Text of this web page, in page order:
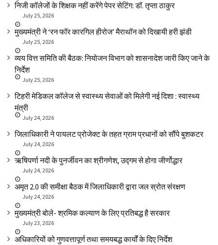
निजी कॉलेजों के शिक्षक नहीं करेंगे पेपर सेटिंग: डॉ. तृप्ता ठाकुर
July 25, 2026
मुख्यमंत्री ने ‘रन फॉर कारगिल हीरोज’ मैराथॉन को दिखायी हरी झंडी
July 25, 2026
व्यय वित्त समिति की बैठक: नियोजन विभाग को शासनादेश जारी किए जाने के
निर्देश
July 25, 2026
टिहरी मेडिकल कॉलेज से स्वास्थ्य सेवाओं को मिलेगी नई दिशा : स्वास्थ्य
मंत्री
July 24, 2026
जिलाधिकारी ने पायलट प्रोजेक्ट के तहत ग्राम प्रधानों को सौंपे बुशकटर
July 24, 2026
ऋषिपर्णा नदी के पुनर्जीवन का श्रीगणेश, उद्गम से होगा जीर्णोद्धार
July 24, 2026
अमृत 2.0 की समीक्षा बैठक में जिलाधिकारी द्वारा जल स्रोत संरक्षण
July 24, 2026
मुख्यमंत्री बोले- श्रमिक कल्याण के लिए प्रतिबद्ध है सरकार
July 23, 2026
अधिकारियों को गुणवत्तापूर्ण तथा समयबद्ध कार्यों के दिए निर्देश